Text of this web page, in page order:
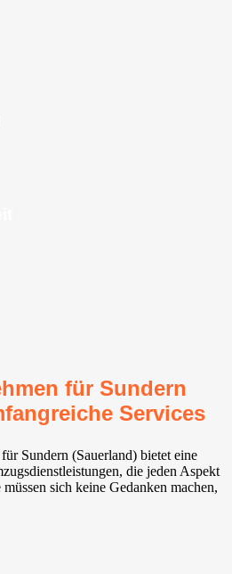
für Sundern
Services
Sundern (Sauerland) bietet eine
die jeden Aspekt
sich keine Gedanken machen,